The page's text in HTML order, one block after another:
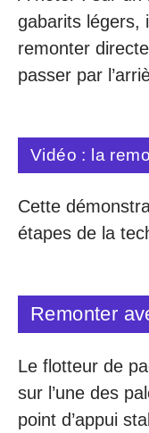
gabarits légers,
remonter
passer par
Vidéo : la
Cette
étapes de la
Remonter
Le flotteur de
sur l’une des
point d’appui